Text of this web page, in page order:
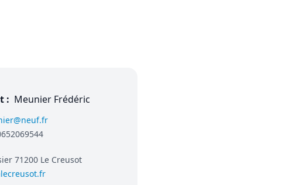
: Meunier Frédéric
71200 Le Creusot